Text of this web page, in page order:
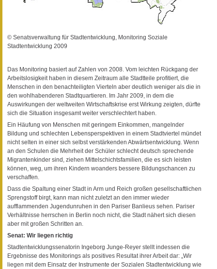
© Senatsverwaltung für Stadtentwicklung, Monitoring Soziale
Stadtentwicklung 2009
Das Monitoring basiert auf Zahlen von 2008. Vom leichten Rückgang der
Arbeitslosigkeit haben in diesem Zeitraum alle Stadtteile profitiert, die
Menschen in den benachteiligten Vierteln aber deutlich weniger als die in
den wohlhabenderen Stadtquartieren. Im Jahr 2009, in dem die
Auswirkungen der weltweiten Wirtschaftskrise erst Wirkung zeigten, dürfte
sich die Situation insgesamt weiter verschlechtert haben.
Ein Häufung von Menschen mit geringem Einkommen, mangelnder
Bildung und schlechten Lebensperspektiven in einem Stadtviertel mündet
nicht selten in einer sich selbst verstärkenden Abwärtsentwicklung. Wenn
an den Schulen die Mehrheit der Schüler schlecht deutsch sprechende
Migrantenkinder sind, ziehen Mittelschichtsfamilien, die es sich leisten
können, weg, um ihren Kindern woanders bessere Bildungschancen zu
verschaffen.
Dass die Spaltung einer Stadt in Arm und Reich großen gesellschaftlichen
Sprengstoff birgt, kann man nicht zuletzt an den immer wieder
aufflammenden Jugendunruhen in den Pariser Banlieus sehen. Pariser
Verhältnisse herrschen in Berlin noch nicht, die Stadt nähert sich diesen
aber mit großen Schritten an.
Senat: Wir liegen richtig
Stadtentwicklungssenatorin Ingeborg Junge-Reyer stellt indessen die
Ergebnisse des Monitorings als positives Resultat ihrer Arbeit dar: „Wir
liegen mit dem Einsatz der Instrumente der Sozialen Stadtentwicklung wie